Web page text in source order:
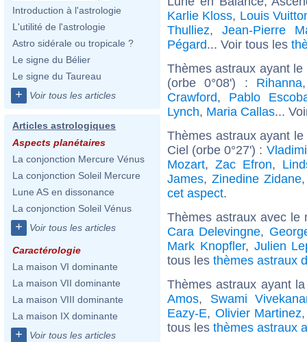
Introduction à l'astrologie
L'utilité de l'astrologie
Astro sidérale ou tropicale ?
Le signe du Bélier
Le signe du Taureau
+ Voir tous les articles
Articles astrologiques
Aspects planétaires
La conjonction Mercure Vénus
La conjonction Soleil Mercure
Lune AS en dissonance
La conjonction Soleil Vénus
+ Voir tous les articles
Caractérologie
La maison VI dominante
La maison VII dominante
La maison VIII dominante
La maison IX dominante
+ Voir tous les articles
Karlie Kloss, Louis
Thulliez, Jean-Pierre
Pégard... Voir tous les
Thèmes astraux ayant
(orbe 0°08') : Rihanna
Crawford, Pablo
Lynch, Maria Callas...
Thèmes astraux ayant
Ciel (orbe 0°27') :
Mozart, Zac Efron,
James, Zinedine Zidane
cet aspect.
Thèmes astraux avec
Cara Delevingne,
Mark Knopfler, Julien
tous les thèmes astraux
Thèmes astraux ayant
Amos, Swami
Eazy-E, Olivier Martinez
tous les thèmes astraux